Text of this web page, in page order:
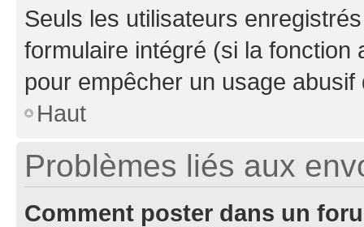
Seuls les utilisateurs
formulaire intégré (si la fonction
pour empêcher un usage
Haut
Problèmes liés aux
Comment poster dans un